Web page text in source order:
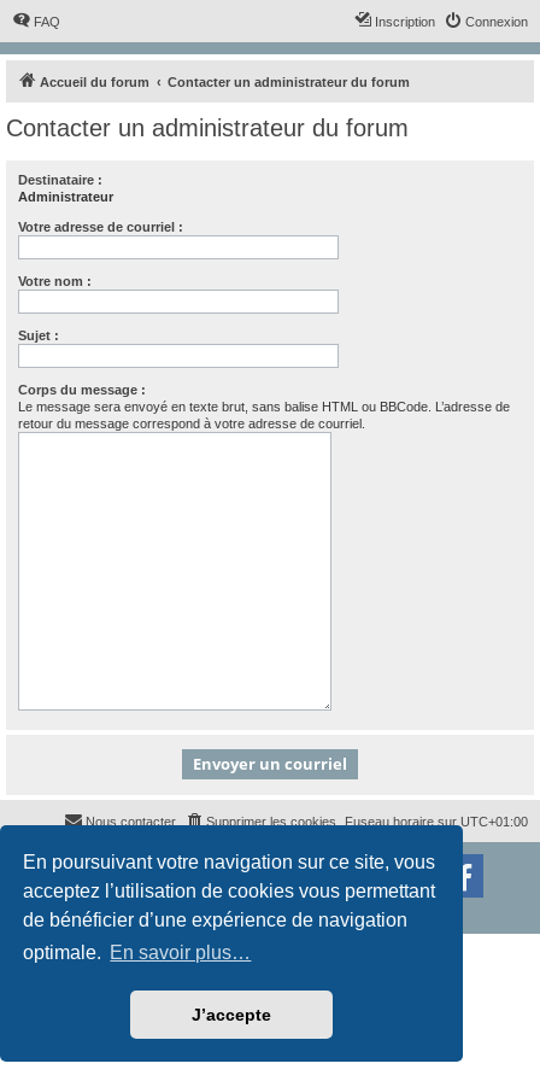
En poursuivant votre navigation sur ce site, vous
acceptez l’utilisation de cookies vous permettant
de bénéficier d’une expérience de navigation
optimale. En savoir plus…
J’accepte
FAQ Connexion
Inscription
Accueil du forum Contacter un administrateur du forum
Contacter un administrateur du forum
Destinataire :
Administrateur
Votre adresse de courriel :
Votre nom :
Sujet :
Corps du message :
Le message sera envoyé en texte brut, sans balise HTML ou BBCode. L’adresse de
retour du message correspond à votre adresse de courriel.
Fuseau horaire sur UTC+01:00
Supprimer les cookies
Nous contacter
Développé parphpBB® Forum Software © phpBB Limited
Styleproflatpar © Mazeltof2017
Confidentialité | Conditions